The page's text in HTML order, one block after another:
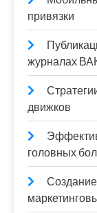
привязки
журналах
движков
головных